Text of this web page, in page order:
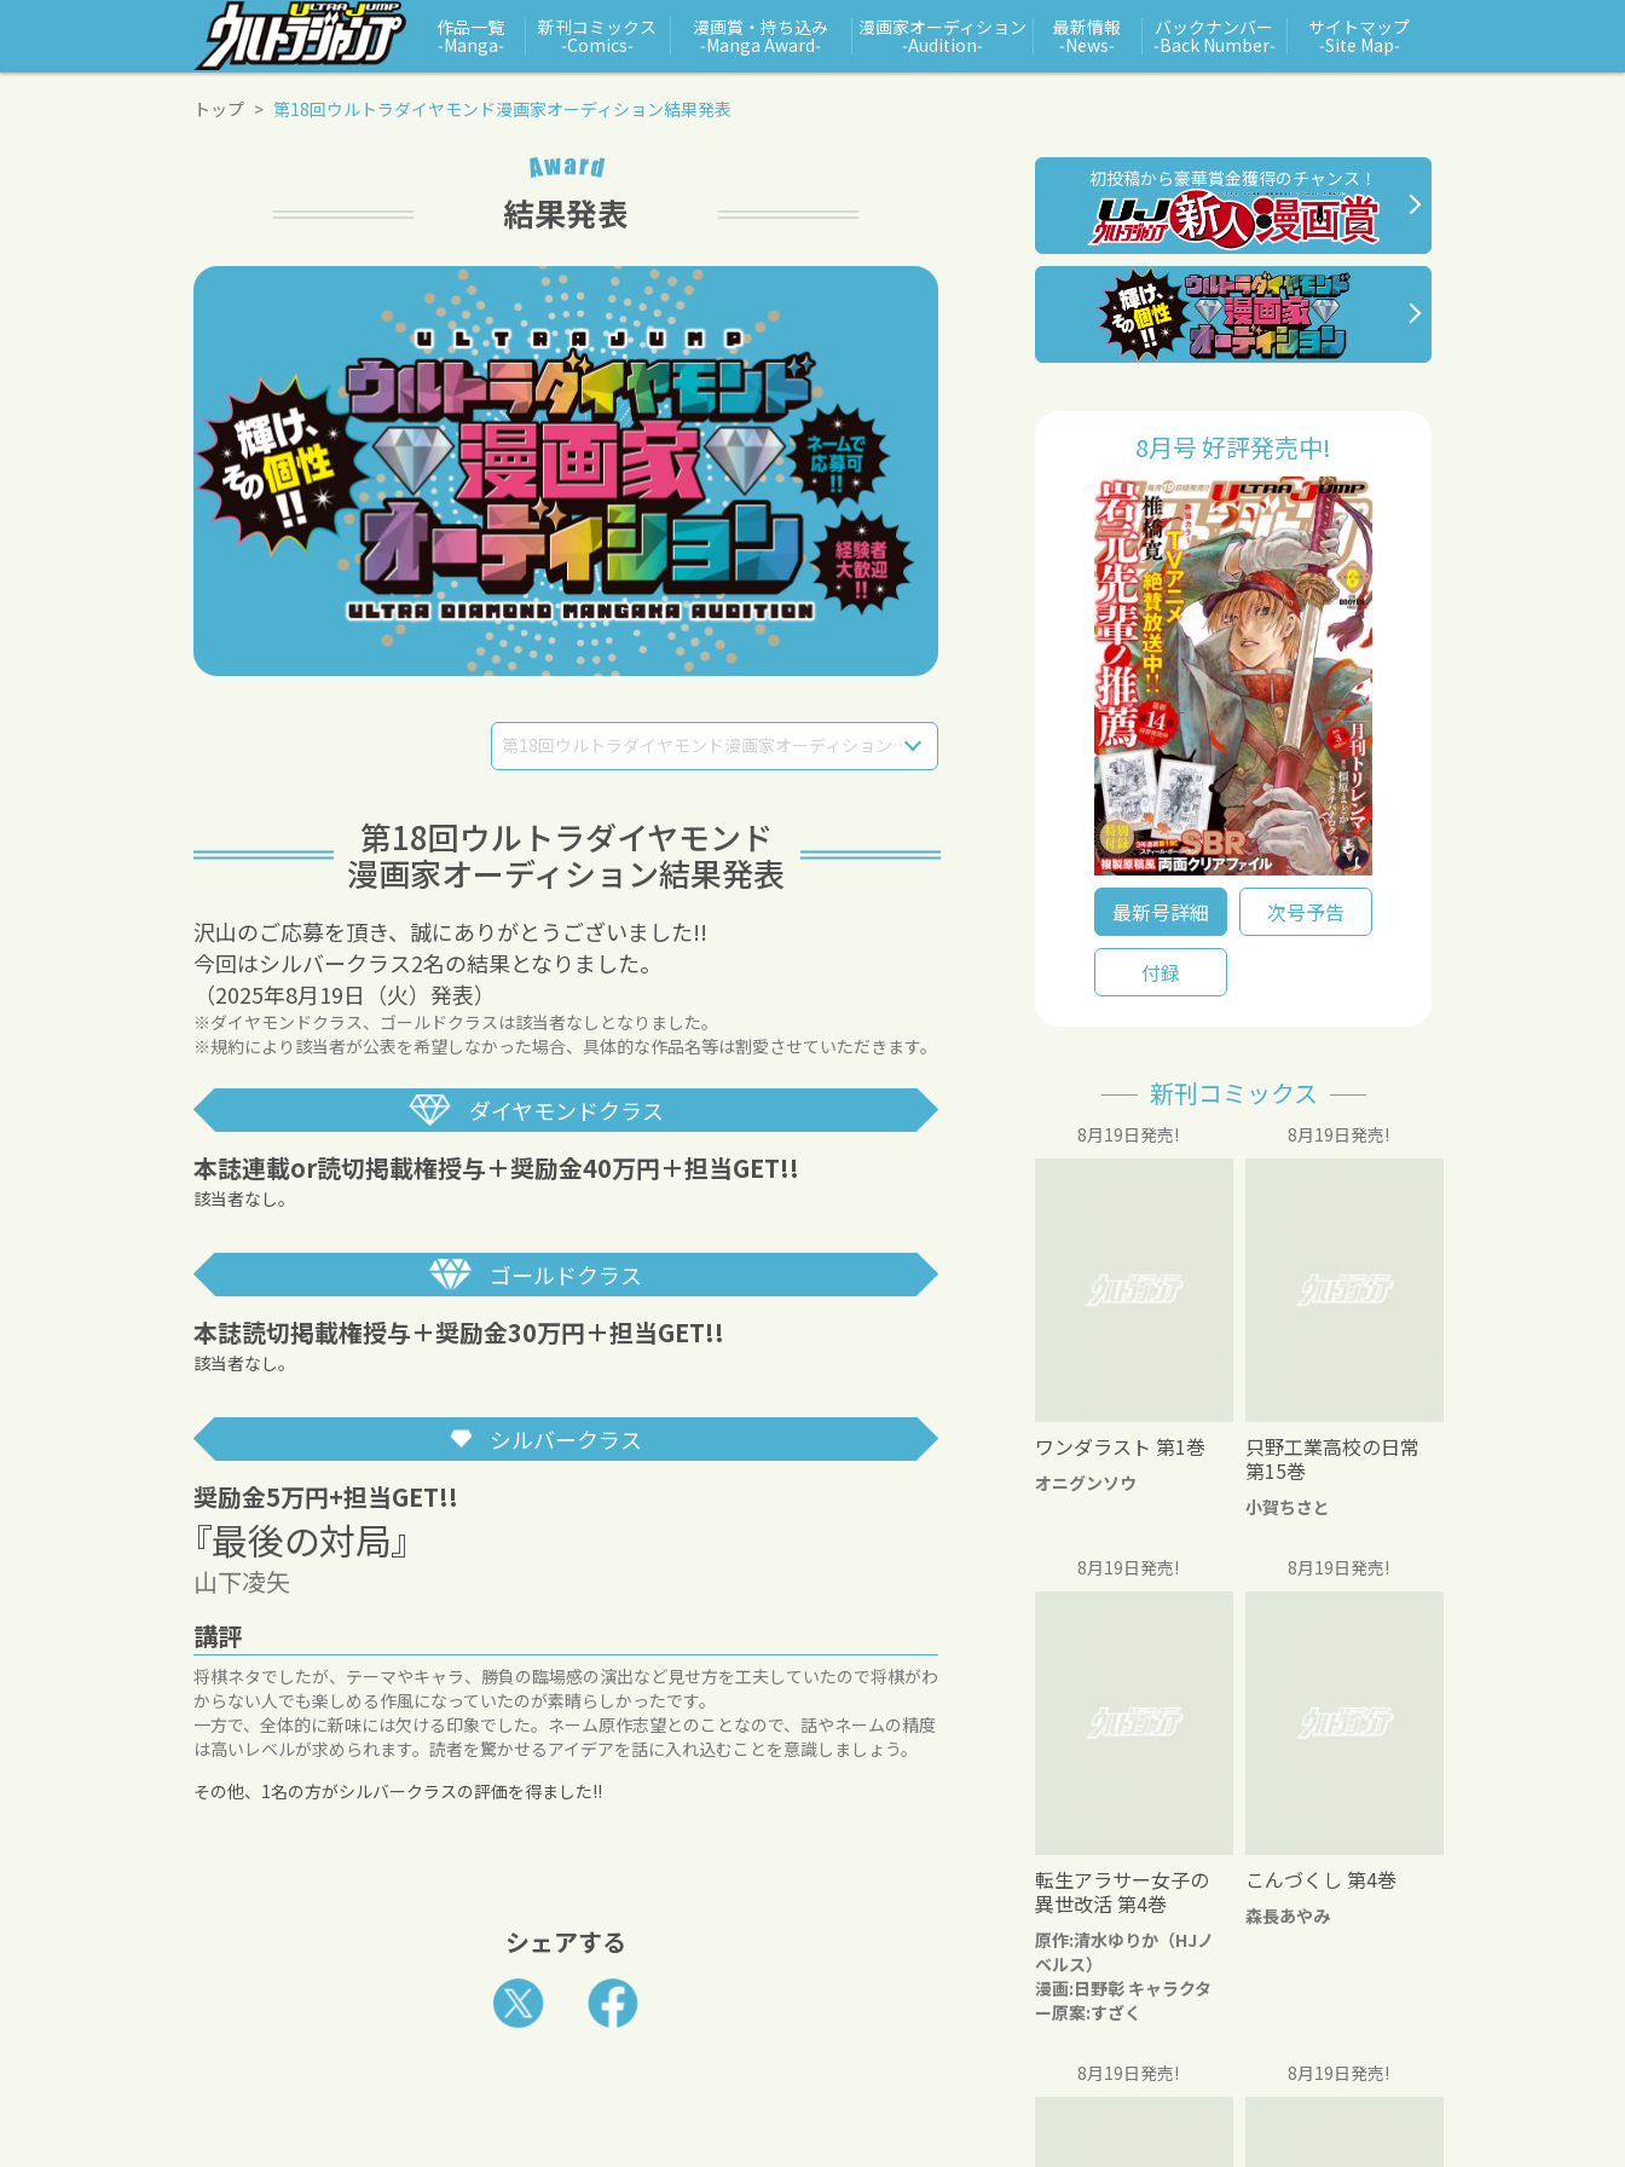
作品一覧
‑Manga‑
新刊コミックス
‑Comics‑
漫画賞・持ち込み
‑Manga Award‑
漫画家オーディション
‑Audition‑
最新情報
‑News‑
バックナンバー
‑Back Number‑
サイトマップ
‑Site Map‑
トップ 第18回ウルトラダイヤモンド漫画家オーディション結果発表
第18回ウルトラダイヤモンド漫画家オーディション結果発表
第18回ウルトラダイヤモンド
漫画家オーディション結果発表
沢山のご応募を頂き、誠にありがとうございました!!
今回はシルバークラス2名の結果となりました。
（2025年8月19日（火）発表）
※ダイヤモンドクラス、ゴールドクラスは該当者なしとなりました。
※規約により該当者が公表を希望しなかった場合、具体的な作品名等は割愛させていただきます。
ダイヤモンドクラス
本誌連載or読切掲載権授与＋奨励金40万円＋担当GET!!
該当者なし。
ゴールドクラス
本誌読切掲載権授与＋奨励金30万円＋担当GET!!
該当者なし。
シルバークラス
奨励金5万円+担当GET!!
『最後の対局』
山下凌矢
講評
将棋ネタでしたが、テーマやキャラ、勝負の臨場感の演出など見せ方を工夫していたので将棋がわ
からない人でも楽しめる作風になっていたのが素晴らしかったです。
一方で、全体的に新味には欠ける印象でした。ネーム原作志望とのことなので、話やネームの精度
は高いレベルが求められます。読者を驚かせるアイデアを話に入れ込むことを意識しましょう。
その他、1名の方がシルバークラスの評価を得ました!!
シェアする
初投稿から豪華賞金獲得のチャンス！
8月号 好評発売中!
最新号詳細 次号予告
付録
新刊コミックス
8月19日発売!
ワンダラスト 第1巻
オニグンソウ
8月19日発売!
只野工業高校の日常
第15巻
小賀ちさと
8月19日発売!
転生アラサー女子の
異世改活 第4巻
原作:清水ゆりか（HJノ
ベルス）
漫画:日野彰 キャラクタ
ー原案:すざく
8月19日発売!
こんづくし 第4巻
森長あやみ
8月19日発売! 8月19日発売!